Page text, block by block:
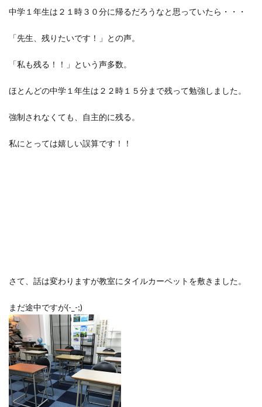
中学１年生は２１時３０分に帰るだろうなと思っていたら・・・
「先生、残りたいです！」との声。
「私も残る！！」という声多数。
ほとんどの中学１年生は２２時１５分まで残って勉強しました。
強制されなくても、自主的に残る。
私にとっては嬉しい誤算です！！
さて、話は変わりますが教室にタイルカーペットを敷きました。
まだ途中ですが(-_-;)